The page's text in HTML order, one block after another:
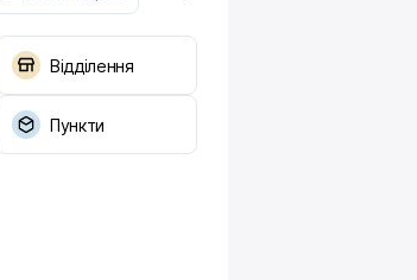
Відділення
Пункти